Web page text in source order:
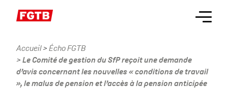
Menu
Fil
d'Ariane
Accueil
Écho FGTB
Le Comité de gestion du SfP reçoit une demande
d’avis concernant les nouvelles « conditions de travail
», le malus de pension et l’accès à la pension anticipée